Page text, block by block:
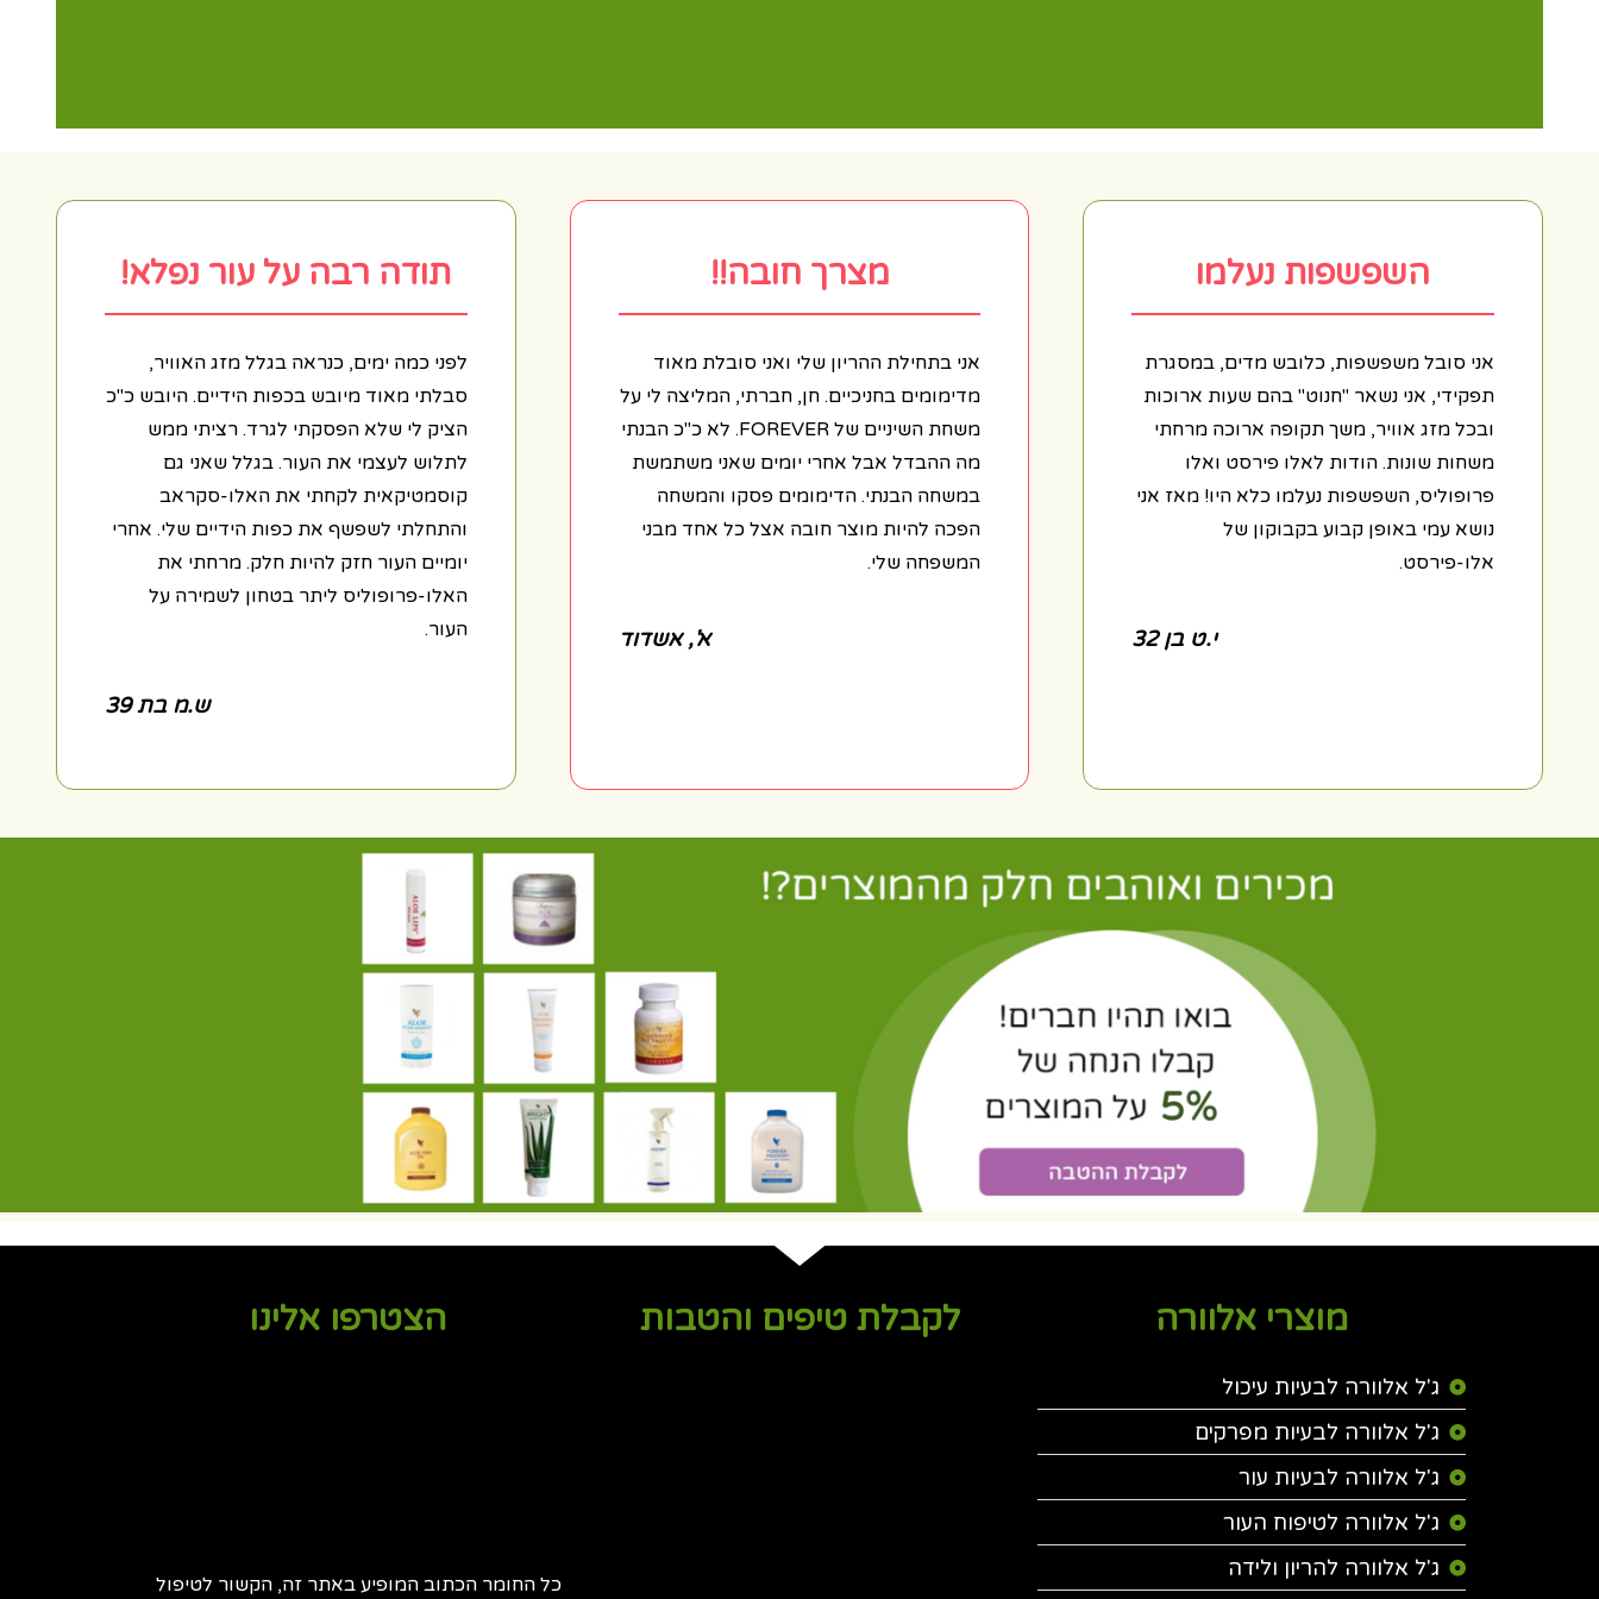
השפשפות נעלמו
אני סובל משפשפות, כלובש מדים, במסגרת
תפקידי, אני נשאר "חנוט" בהם שעות ארוכות
ובכל מזג אוויר, משך תקופה ארוכה מרחתי
משחות שונות. הודות לאלו פירסט ואלו
פרופוליס, השפשפות נעלמו כלא היו! מאז אני
נושא עמי באופן קבוע בקבוקון של
אלו-פירסט.
י.ט בן 32
מצרך חובה!!
אני בתחילת ההריון שלי ואני סובלת מאוד
מדימומים בחניכיים. חן, חברתי, המליצה לי על
משחת השיניים של FOREVER. לא כ"כ הבנתי
מה ההבדל אבל אחרי יומים שאני משתמשת
במשחה הבנתי. הדימומים פסקו והמשחה
הפכה להיות מוצר חובה אצל כל אחד מבני
המשפחה שלי.
א', אשדוד
תודה רבה על עור נפלא!
לפני כמה ימים, כנראה בגלל מזג האוויר,
סבלתי מאוד מיובש בכפות הידיים. היובש כ"כ
הציק לי שלא הפסקתי לגרד. רציתי ממש
לתלוש לעצמי את העור. בגלל שאני גם
קוסמטיקאית לקחתי את האלו-סקראב
והתחלתי לשפשף את כפות הידיים שלי. אחרי
יומיים העור חזק להיות חלק. מרחתי את
האלו-פרופוליס ליתר בטחון לשמירה על
העור.
ש.מ בת 39
מוצרי אלוורה
ג'ל אלוורה לבעיות עיכול
ג'ל אלוורה לבעיות מפרקים
ג'ל אלוורה לבעיות עור
ג'ל אלוורה לטיפוח העור
ג'ל אלוורה להריון ולידה
לקבלת טיפים והטבות הצטרפו אלינו
כל החומר הכתוב המופיע באתר זה, הקשור לטיפול